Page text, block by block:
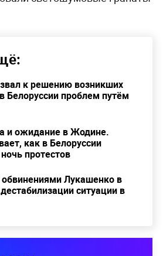
к решению возникших
Белоруссии проблем путём
и ожидание в Жодине.
как в Белоруссии
протестов
Лукашенко в
ситуации в